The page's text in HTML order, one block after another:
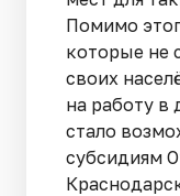
Помимо
которые не
своих
на работу в
стало
субсидиям